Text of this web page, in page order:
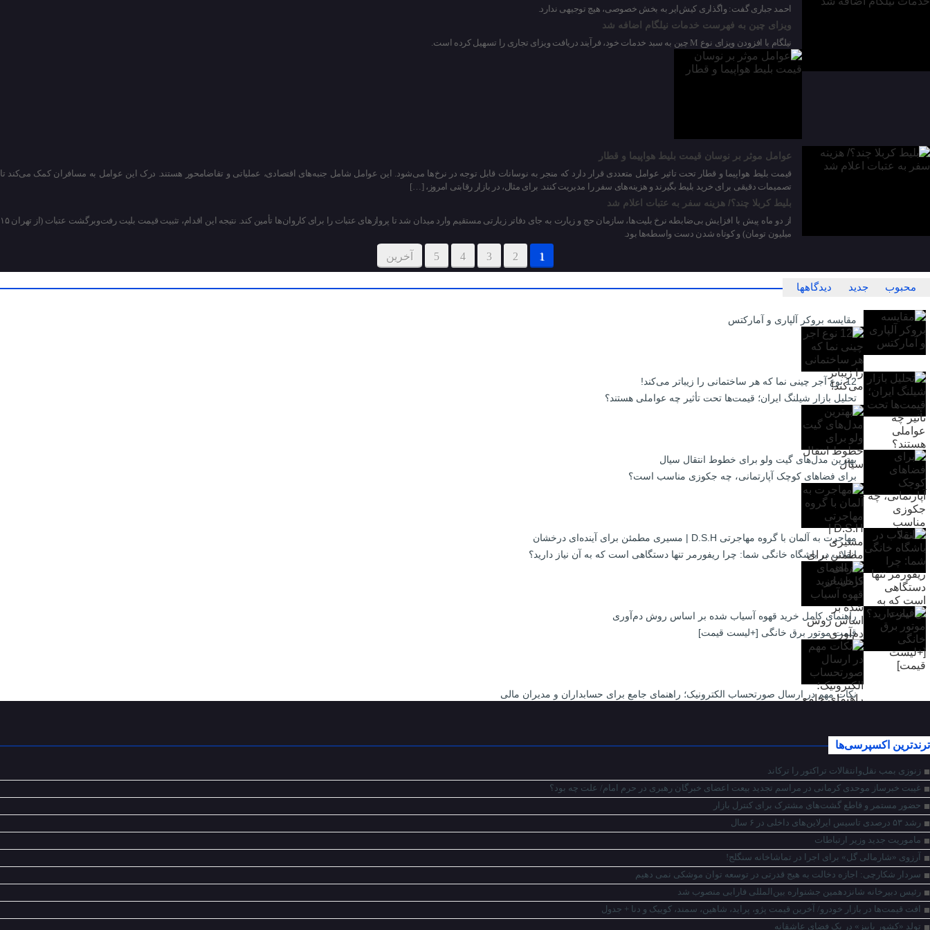
احمد جباری گفت: واگذاری کیش‌ایر به بخش خصوصی، هیچ توجیهی ندارد.
ویزای چین به فهرست خدمات نیلگام اضافه شد
نیلگام با افزودن ویزای نوع M چین به سبد خدمات خود، فرآیند دریافت ویزای تجاری را تسهیل کرده است.
عوامل موثر بر نوسان قیمت بلیط هواپیما و قطار
قیمت بلیط هواپیما و قطار تحت تاثیر عوامل متعددی قرار دارد که منجر به نوسانات قابل توجه در نرخ‌ها می‌شود. این عوامل شامل جنبه‌های اقتصادی، عملیاتی و تقاضامحور هستند. درک این عوامل به مسافران کمک می‌کند تا
تصمیمات دقیقی برای خرید بلیط بگیرند و هزینه‌های سفر را مدیریت کنند. برای مثال، در بازار رقابتی امروز، […]
بلیط کربلا چند؟/ هزینه سفر به عتبات اعلام شد
از دو ماه پیش با افزایش بی‌ضابطه نرخ بلیت‌ها، سازمان حج و زیارت به جای دفاتر زیارتی مستقیم وارد میدان شد تا پرواز‌های عتبات را برای کاروان‌ها تأمین کند. نتیجه این اقدام، تثبیت قیمت بلیت رفت‌وبرگشت عتبات (از تهران ۱۵
میلیون تومان) و کوتاه شدن دست واسطه‌ها بود.
1
2
3
4
5 آخرین
محبوب جدید دیدگاهها
مقایسه بروکر آلپاری و آمارکتس
12 نوع آجر چینی نما که هر ساختمانی را زیباتر می‌کند!
تحلیل بازار شیلنگ ایران؛ قیمت‌ها تحت تأثیر چه عواملی هستند؟
بهترین مدل‌های گیت ولو برای خطوط انتقال سیال
برای فضاهای کوچک آپارتمانی، چه جکوزی مناسب است؟
مهاجرت به آلمان با گروه مهاجرتی D.S.H | مسیری مطمئن برای آینده‌ای درخشان
انقلاب در باشگاه خانگی شما: چرا ریفورمر تنها دستگاهی است که به آن نیاز دارید؟
راهنمای کامل خرید قهوه آسیاب شده بر اساس روش دم‌آوری
قیمت موتور برق خانگی [+لیست قیمت]
نکات مهم در ارسال صورتحساب الکترونیک؛ راهنمای جامع برای حسابداران و مدیران مالی
ترندترین اکسپرسی‌ها
زنوزی بمب نقل‌وانتقالات تراکتور را ترکاند
غیبت خبرساز موحدی کرمانی در مراسم تجدید بیعت اعضای خبرگان رهبری در حرم امام/ علت چه بود؟
حضور مستمر و قاطع گشت‌‌های مشترک برای کنترل بازار
رشد ۵۳ درصدی تاسیس ایرلاین‌های داخلی در ۶ سال
ماموریت جدید وزیر ارتباطات
آرزوی «شارمالی گل» برای اجرا در تماشاخانه سنگلج!
سردار شکارچی: اجازه دخالت به هیج قدرتی در توسعه توان موشکی نمی دهیم
رئیس دبیرخانه شانزدهمین جشنواره بین‌المللی فارابی منصوب شد
افت قیمت‌ها در بازار خودرو/ آخرین قیمت پژو، پراید، شاهین، سمند، کوییک و دنا + جدول
تولد «کشور پاییز» در یک فضای عاشقانه